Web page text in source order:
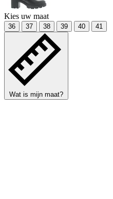
Kies uw maat
36 37 38 39 40 41
Wat is mijn maat?